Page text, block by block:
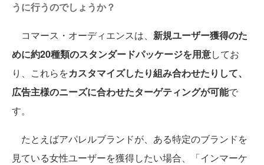
うに行うのでしょうか？
コマース・オーディエンスは、 新規ユーザー獲得のた
めに約20種類のスタンダードパッケージを用意してお
り、これらをカスタマイズしたり組み合わせたりして、
広告主様のニーズに合わせたターゲティングが可能で
す。
たとえばアパレルブランドが、ある特定のブランドを
見ている女性ユーザーを獲得したい場合、「インマーケ